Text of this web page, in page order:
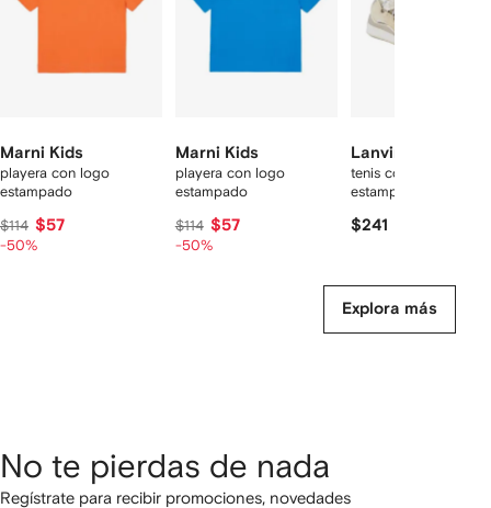
Marni Kids
playera con logo
estampado
$114 $57
-50%
Marni Kids
playera con logo
estampado
$114 $57
-50%
Lanvin Enfant
tenis con agujetas
estampadas
$241
Explora más
No te pierdas de nada
Regístrate para recibir promociones, novedades